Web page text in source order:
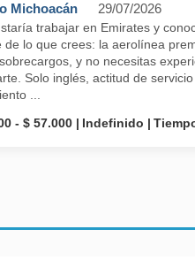
Michoacán 29/07/2026
trabajar en Emirates y
de lo que crees: la aerolínea
y no necesitas
Solo inglés, actitud de
...
- $ 57.000
Indefinido